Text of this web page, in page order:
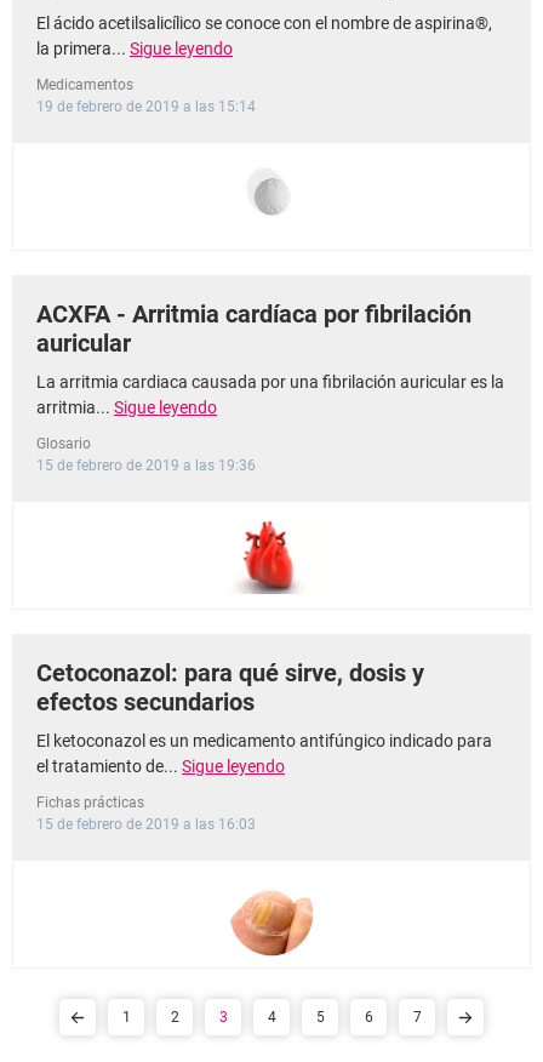
El ácido acetilsalicílico se conoce con el nombre de aspirina®,
la primera... Sigue leyendo
Medicamentos
19 de febrero de 2019 a las 15:14
ACXFA - Arritmia cardíaca por fibrilación
auricular
La arritmia cardiaca causada por una fibrilación auricular es la
arritmia... Sigue leyendo
Glosario
15 de febrero de 2019 a las 19:36
Cetoconazol: para qué sirve, dosis y
efectos secundarios
El ketoconazol es un medicamento antifúngico indicado para
el tratamiento de... Sigue leyendo
Fichas prácticas
15 de febrero de 2019 a las 16:03
1 2 3 4 5 6 7